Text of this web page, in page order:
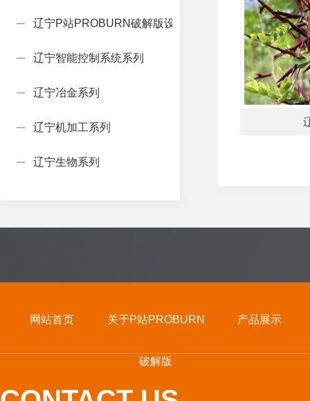
辽宁P站PROBURN破解版设备系列
辽宁智能控制系统系列
辽宁冶金系列
辽宁机加工系列
辽宁生物系列
网站首页 关于P站PROBURN
破解版
产品展示